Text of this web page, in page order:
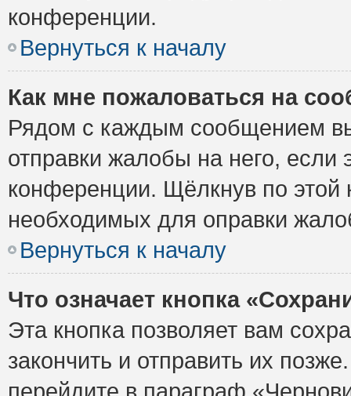
конференции.
Вернуться к началу
Как мне пожаловаться на
Рядом с каждым сообщением
отправки жалобы на него,
конференции. Щёлкнув по этой
необходимых для оправки
Вернуться к началу
Что означает кнопка
Эта кнопка позволяет вам
закончить и отправить их